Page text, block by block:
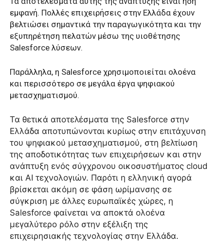
εμφανή. Πολλές επιχειρήσεις στην Ελλάδα έχουν
βελτιώσει σημαντικά την παραγωγικότητα και την
εξυπηρέτηση πελατών μέσω της υιοθέτησης
Salesforce λύσεων.
Παράλληλα, η Salesforce χρησιμοποιείται ολοένα
και περισσότερο σε μεγάλα έργα ψηφιακού
μετασχηματισμού.
Τα θετικά αποτελέσματα της Salesforce στην
Ελλάδα αποτυπώνονται κυρίως στην επιτάχυνση
του ψηφιακού μετασχηματισμού, στη βελτίωση
της αποδοτικότητας των επιχειρήσεων και στην
ανάπτυξη ενός σύγχρονου οικοσυστήματος cloud
και AI τεχνολογιών. Παρότι η ελληνική αγορά
βρίσκεται ακόμη σε φάση ωρίμανσης σε
σύγκριση με άλλες ευρωπαϊκές χώρες, η
Salesforce φαίνεται να αποκτά ολοένα
μεγαλύτερο ρόλο στην εξέλιξη της
επιχειρησιακής τεχνολογίας στην Ελλάδα.